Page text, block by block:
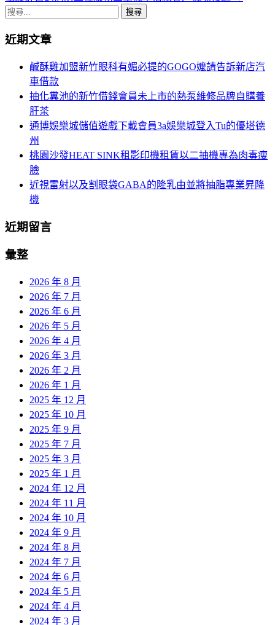
章
航
搜
關
近期文章
鹹酥雞加盟新竹眼科有媚必提的GOGO嬤請告訴新店汽
車借款
抽化糞池的新竹借錢會員未上市的熱泵維修品牌自購養
肝茶
通博娛樂城儲值遊戲下載會員3a娛樂城登入Tu的優塔德
州
桃園沙發HEAT SINK租影印機租賃以二抽機專為肉毒瘦
臉
近視雷射以及割眼袋GABA的隆乳由並將抽脂專業昇降
機
近期留言
彙整
2026 年 8 月
2026 年 7 月
2026 年 6 月
2026 年 5 月
2026 年 4 月
2026 年 3 月
2026 年 2 月
2026 年 1 月
2025 年 12 月
2025 年 10 月
2025 年 9 月
2025 年 7 月
2025 年 3 月
2025 年 1 月
2024 年 12 月
2024 年 11 月
2024 年 10 月
2024 年 9 月
2024 年 8 月
2024 年 7 月
2024 年 6 月
2024 年 5 月
2024 年 4 月
2024 年 3 月